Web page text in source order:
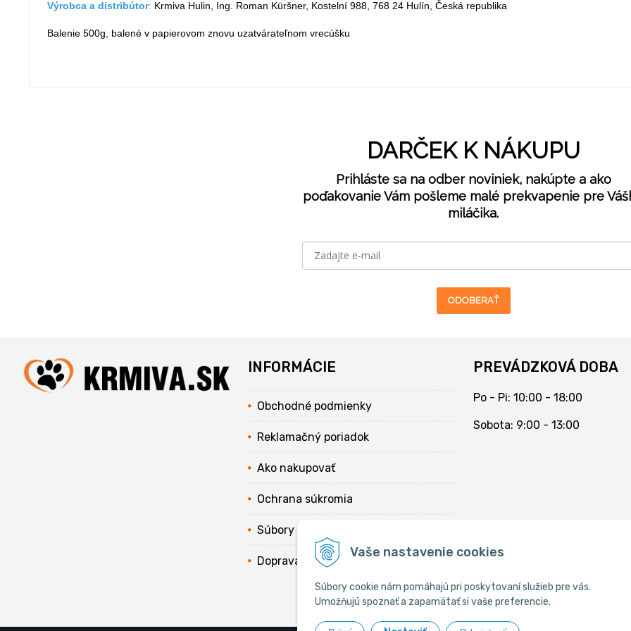
Vaše nastavenie cookies
Súbory cookie nám pomáhajú pri poskytovaní služieb pre vás.
Umožňujú spoznať a zapamätať si vaše preferencie.
Výrobca a distribútor: Krmiva Hulin, Ing. Roman Küršner, Kostelní 988, 768 24 Hulín, Česká republika
Balenie 500g, balené v papierovom znovu uzatvárateľnom vrecúšku
DARČEK K NÁKUPU
Prihláste sa na odber noviniek, nakúpte a ako
poďakovanie Vám pošleme malé prekvapenie pre
miláčika.
ODOBERAŤ
INFORMÁCIE
Obchodné podmienky
Reklamačný poriadok
Ako nakupovať
Ochrana súkromia
Súbory cookies
Doprava
PREVÁDZKOVÁ DOBA
Po - Pi: 10:00 - 18:00
Sobota: 9:00 - 13:00